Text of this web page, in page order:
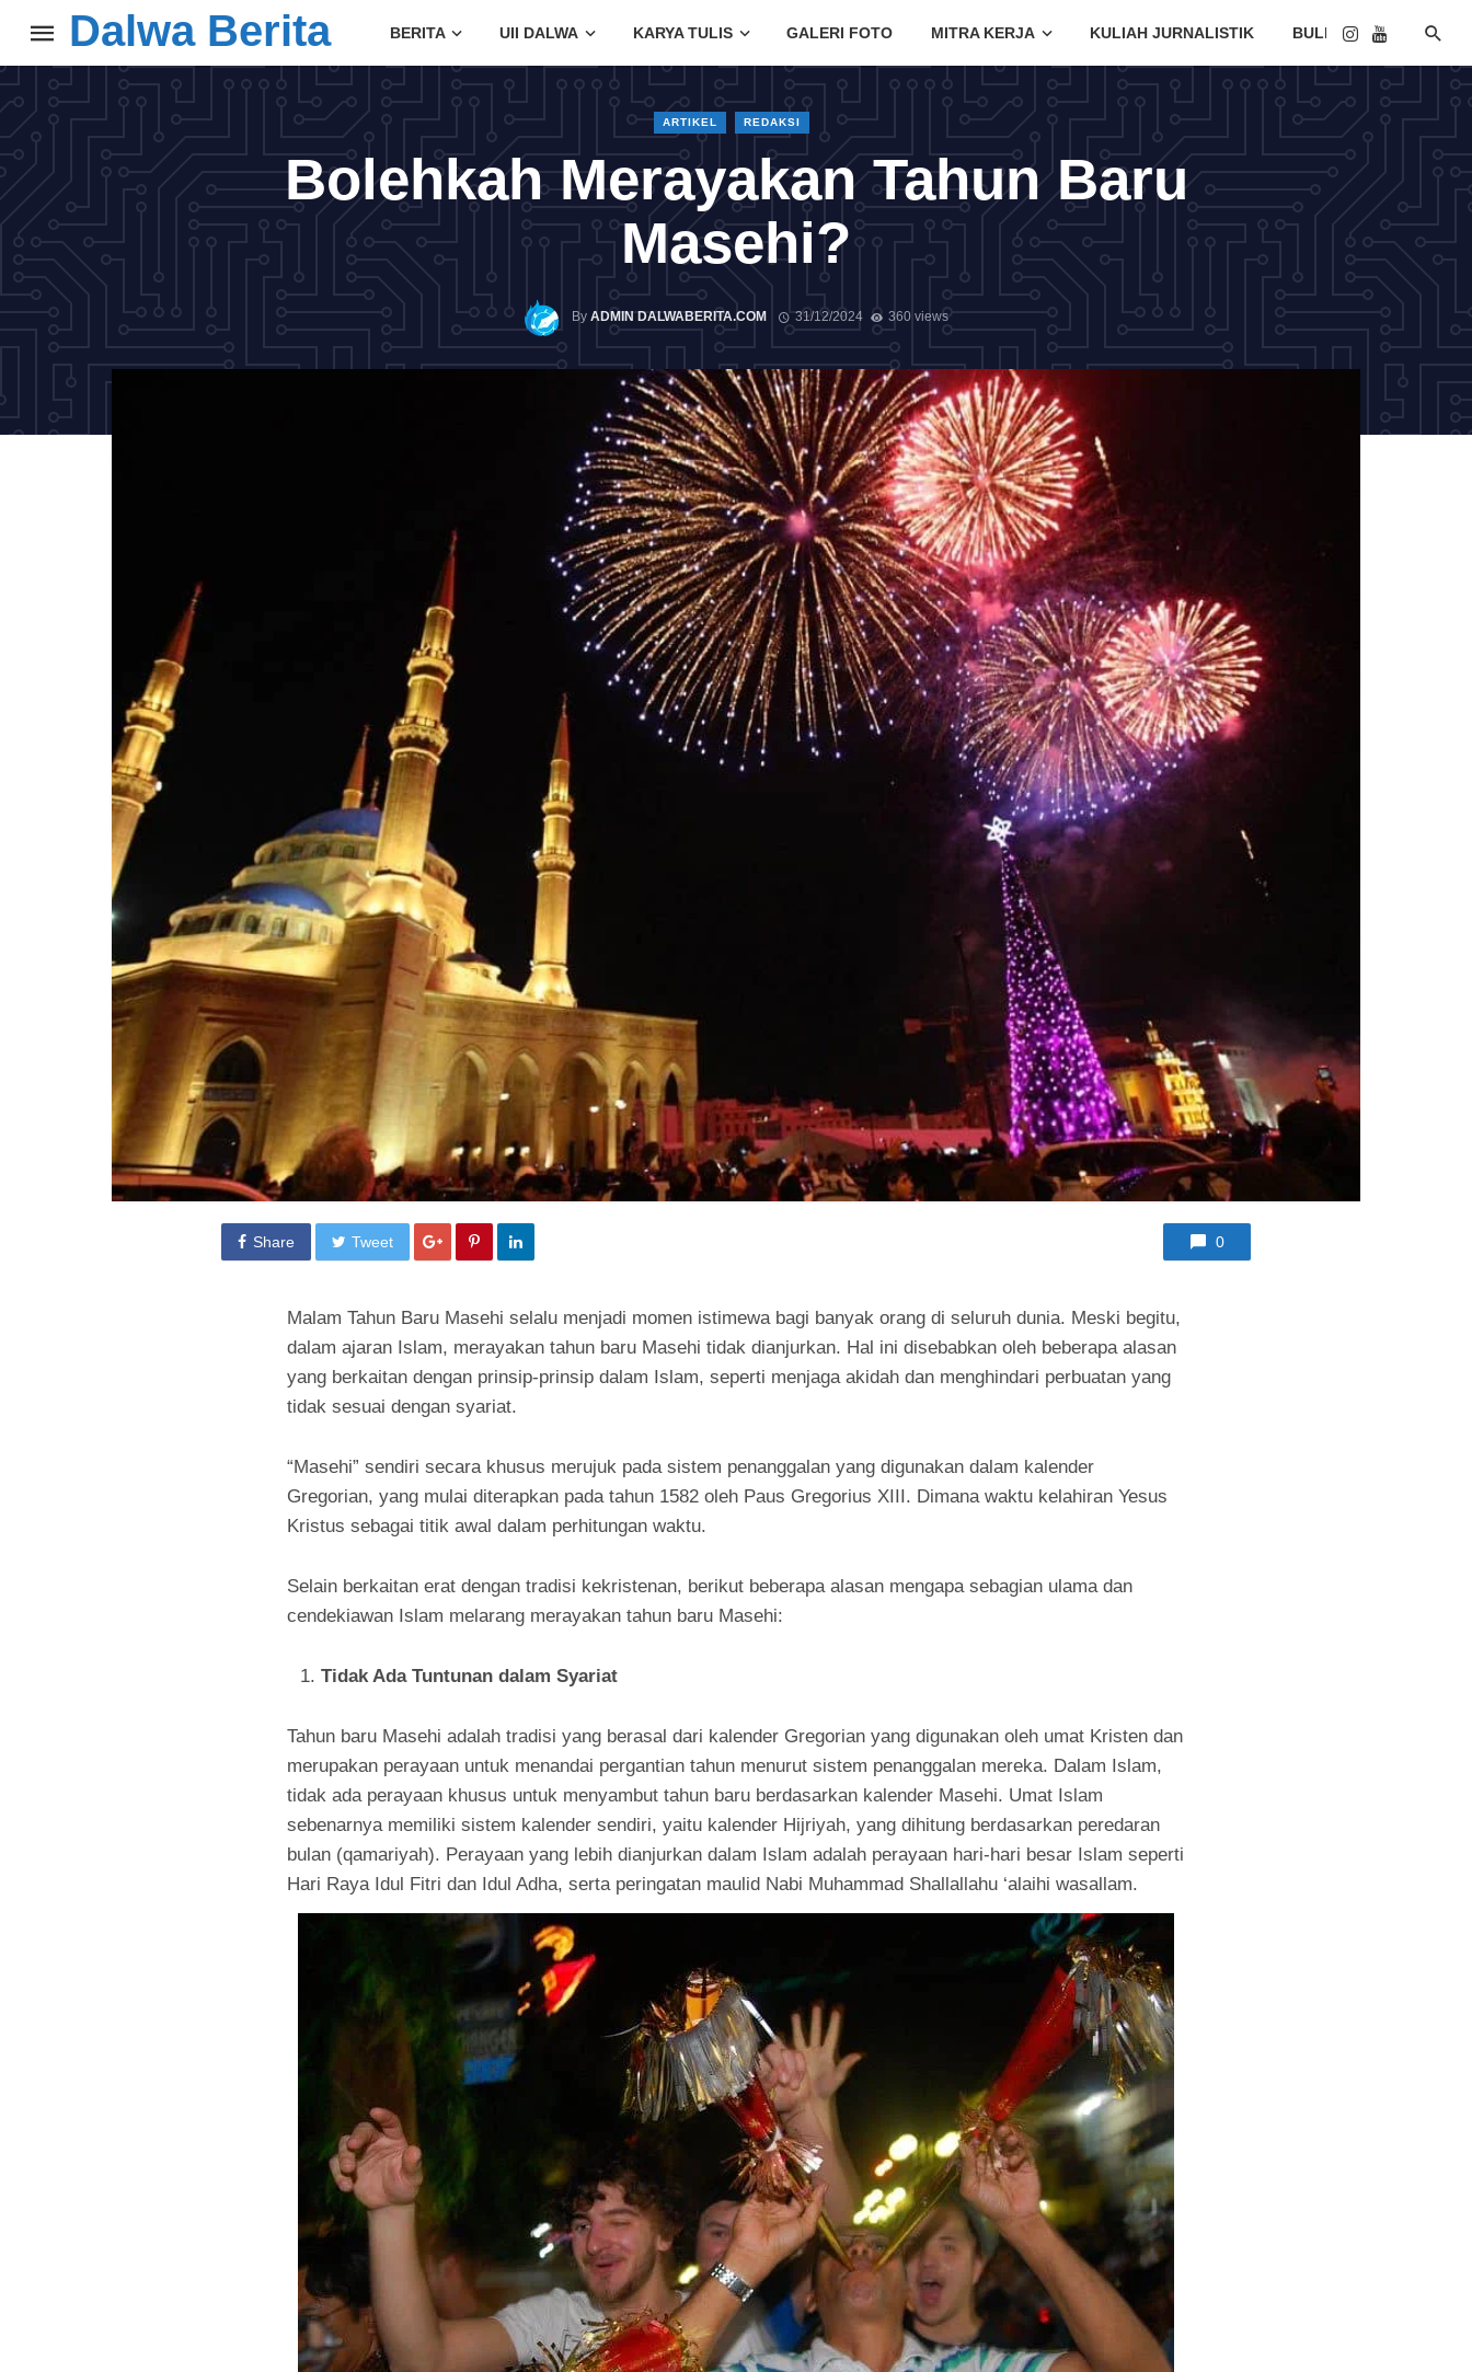
Dalwa Berita BERITA UII DALWA KARYA TULIS GALERI FOTO MITRA KERJA KULIAH JURNALISTIK BULETIN
ARTIKEL REDAKSI
Bolehkah Merayakan Tahun Baru
Masehi?
ByADMIN DALWABERITA.COM 31/12/2024 360 views
Share Tweet 0
Malam Tahun Baru Masehi selalu menjadi momen istimewa bagi banyak orang di seluruh dunia. Meski begitu,
dalam ajaran Islam, merayakan tahun baru Masehi tidak dianjurkan. Hal ini disebabkan oleh beberapa alasan
yang berkaitan dengan prinsip-prinsip dalam Islam, seperti menjaga akidah dan menghindari perbuatan yang
tidak sesuai dengan syariat.
“Masehi” sendiri secara khusus merujuk pada sistem penanggalan yang digunakan dalam kalender
Gregorian, yang mulai diterapkan pada tahun 1582 oleh Paus Gregorius XIII. Dimana waktu kelahiran Yesus
Kristus sebagai titik awal dalam perhitungan waktu.
Selain berkaitan erat dengan tradisi kekristenan, berikut beberapa alasan mengapa sebagian ulama dan
cendekiawan Islam melarang merayakan tahun baru Masehi:
Tidak Ada Tuntunan dalam Syariat
Tahun baru Masehi adalah tradisi yang berasal dari kalender Gregorian yang digunakan oleh umat Kristen dan
merupakan perayaan untuk menandai pergantian tahun menurut sistem penanggalan mereka. Dalam Islam,
tidak ada perayaan khusus untuk menyambut tahun baru berdasarkan kalender Masehi. Umat Islam
sebenarnya memiliki sistem kalender sendiri, yaitu kalender Hijriyah, yang dihitung berdasarkan peredaran
bulan (qamariyah). Perayaan yang lebih dianjurkan dalam Islam adalah perayaan hari-hari besar Islam seperti
Hari Raya Idul Fitri dan Idul Adha, serta peringatan maulid Nabi Muhammad Shallallahu ‘alaihi wasallam.